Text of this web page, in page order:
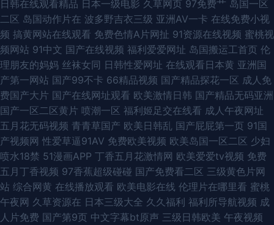
日韩在线观看精品 日本一级电影 久草网页 97免费艹 岛国一区
二区 岛国动作片在 波多野吉衣三级 亚洲AV一卡 在线免费小视
频 搞黄网站在线观看 免费色情A片网扯 91资源在线视频 蜜桃视
频网站 91中文 国产在线视频 福利爱爱网址 岛国搬运工首页 伦
理朋友的妈妈 丝袜女同 日韩性爱网址 在线观看日本黄 亚洲国
产第一网站 国产99不卡 66精品视频 国产精品探花一区 成人免
费国产大片 国产在线网址观看 欧美激情日韩 国产精品无码亚洲
国产一区二区黄片 喷潮一区 福利姬足交在线看 成人午夜网址
五月花无码视频 青青草国产 欧美日韩乱 国产屁屁第一页 91国
产视频网 性爱草逼91AV 免费欧美视频 欧美岛国一区二区 少妇
喷水18禁 51漫画APP 丁香五月花激情网 欧美爱爱tv视频 免费
五月丁香视频 97香蕉超级碰碰 国产免费看二区 三级黄色片网
站 综合网黄 在线播放观看 欧美电影在线 伦理片在哪里看 蜜桃
午夜网 久草资源在 日本三级大全 久久福利 福利所导航视频 成
人片免费 国产第9页 中文字幕bt原声 三级日韩欧美 午夜视频